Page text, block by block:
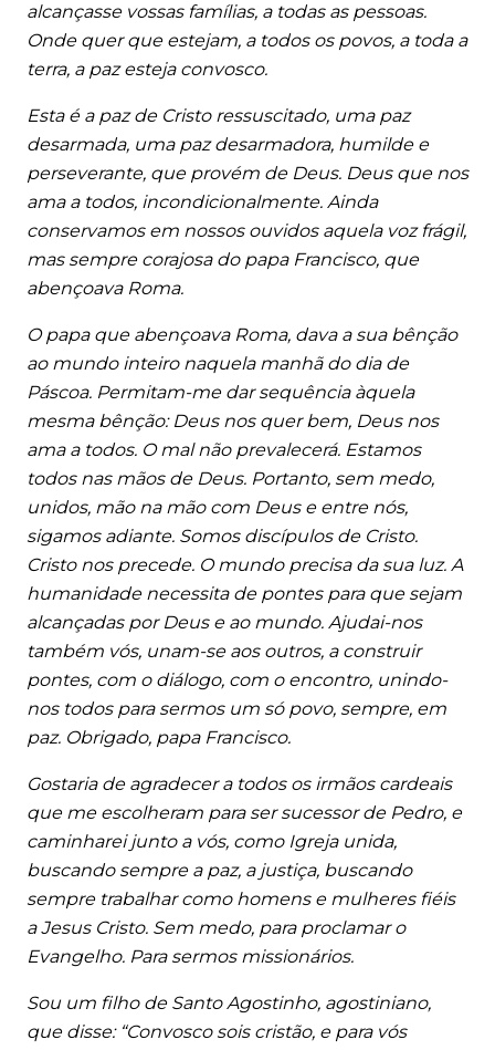
alcançasse vossas famílias, a todas as pessoas.
Onde quer que estejam, a todos os povos, a toda a
terra, a paz esteja convosco.
Esta é a paz de Cristo ressuscitado, uma paz
desarmada, uma paz desarmadora, humilde e
perseverante, que provém de Deus. Deus que nos
ama a todos, incondicionalmente. Ainda
conservamos em nossos ouvidos aquela voz frágil,
mas sempre corajosa do papa Francisco, que
abençoava Roma.
O papa que abençoava Roma, dava a sua bênção
ao mundo inteiro naquela manhã do dia de
Páscoa. Permitam-me dar sequência àquela
mesma bênção: Deus nos quer bem, Deus nos
ama a todos. O mal não prevalecerá. Estamos
todos nas mãos de Deus. Portanto, sem medo,
unidos, mão na mão com Deus e entre nós,
sigamos adiante. Somos discípulos de Cristo.
Cristo nos precede. O mundo precisa da sua luz. A
humanidade necessita de pontes para que sejam
alcançadas por Deus e ao mundo. Ajudai-nos
também vós, unam-se aos outros, a construir
pontes, com o diálogo, com o encontro, unindo-
nos todos para sermos um só povo, sempre, em
paz. Obrigado, papa Francisco.
Gostaria de agradecer a todos os irmãos cardeais
que me escolheram para ser sucessor de Pedro, e
caminharei junto a vós, como Igreja unida,
buscando sempre a paz, a justiça, buscando
sempre trabalhar como homens e mulheres fiéis
a Jesus Cristo. Sem medo, para proclamar o
Evangelho. Para sermos missionários.
Sou um filho de Santo Agostinho, agostiniano,
que disse: “Convosco sois cristão, e para vós